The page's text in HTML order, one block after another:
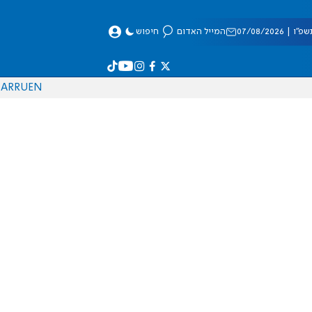
08/2026 המייל האדום חיפוש
EN
RU
AR